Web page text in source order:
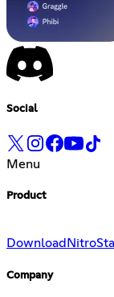
Social
Menu
Product
Download Nitro
Company